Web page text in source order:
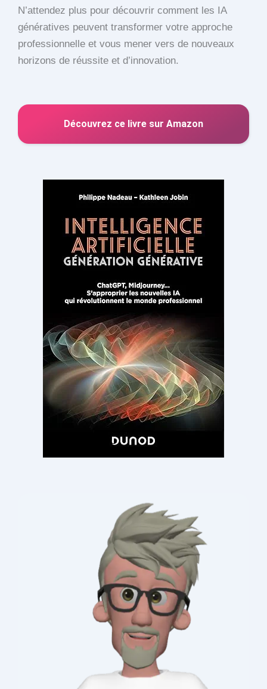
N’attendez plus pour découvrir comment les IA
génératives peuvent transformer votre approche
professionnelle et vous mener vers de nouveaux
horizons de réussite et d’innovation.
Découvrez ce livre sur Amazon